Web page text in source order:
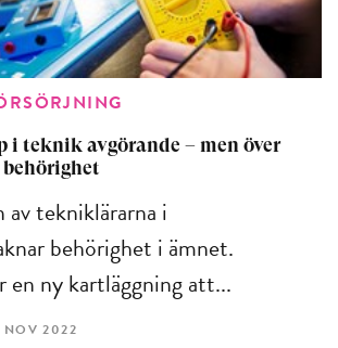
i teknik avgörande – men över
av tekniklärarna i
behörighet i ämnet.
en ny kartläggning att...
2022